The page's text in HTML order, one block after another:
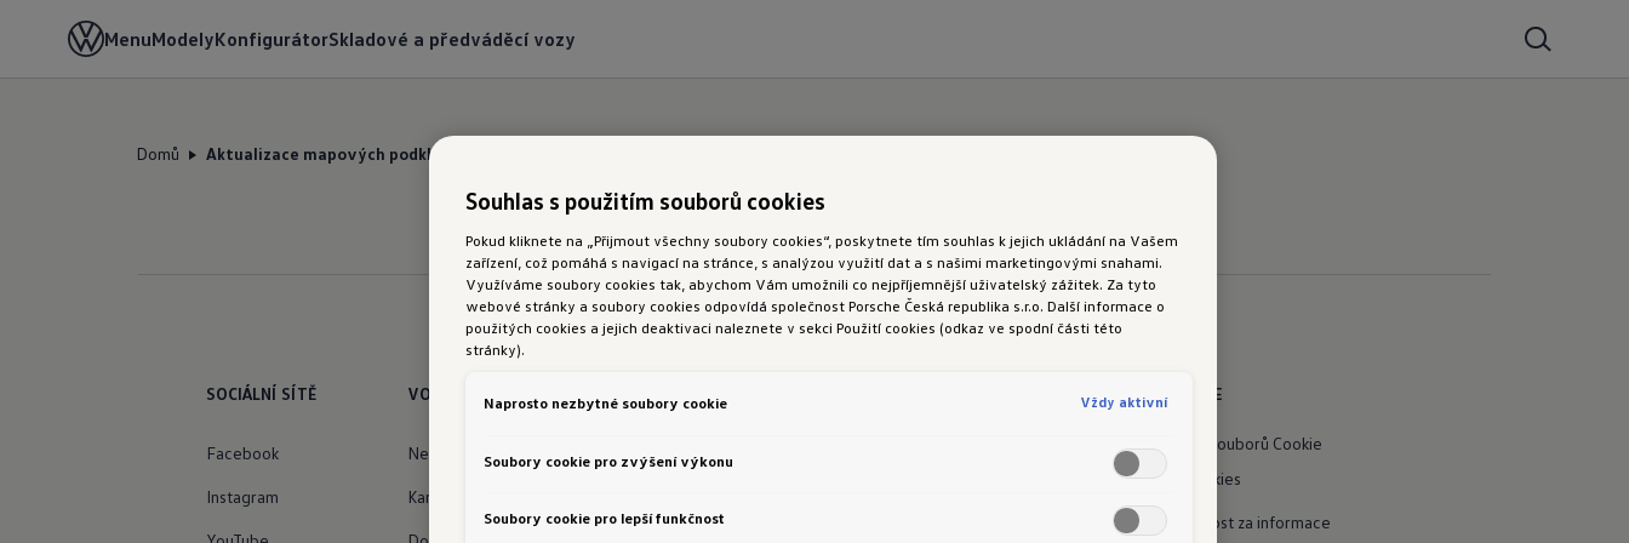
MenuModelyKonfigurátorSkladové a předváděcí vozy
Domů Aktualizace mapových podkladů
SOCIÁLNÍ SÍTĚ
Facebook
Instagram
VOLKSWAGEN
Newsletter
Kariéra
INFORMACE
Nastavení souborů Cookie
Použití cookies
Odpovědnost za informace
Souhlas s použitím souborů cookies
Pokud kliknete na „Přijmout všechny soubory cookies“, poskytnete tím souhlas k jejich ukládání na Vašem
zařízení, což pomáhá s navigací na stránce, s analýzou využití dat a s našimi marketingovými snahami.
Využíváme soubory cookies tak, abychom Vám umožnili co nejpříjemnější uživatelský zážitek. Za tyto
webové stránky a soubory cookies odpovídá společnost Porsche Česká republika s.r.o. Další informace o
použitých cookies a jejich deaktivaci naleznete v sekci Použití cookies (odkaz ve spodní části této
stránky).
Naprosto nezbytné soubory cookie Vždy aktivní
Soubory cookie pro zvýšení výkonu
Soubory cookie pro lepší funkčnost